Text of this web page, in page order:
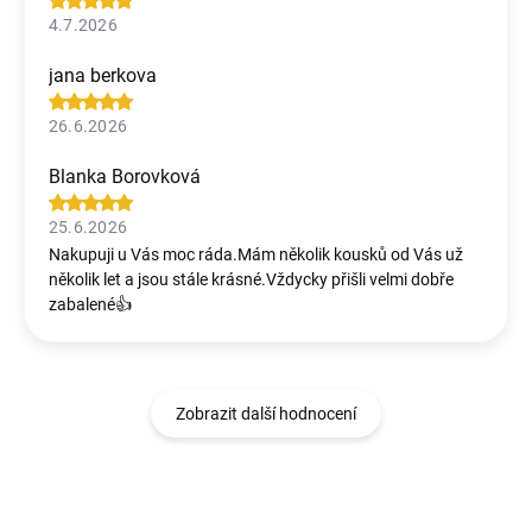
4.7.2026
jana berkova
26.6.2026
Blanka Borovková
25.6.2026
Nakupuji u Vás moc ráda.Mám několik kousků od Vás už
několik let a jsou stále krásné.Vždycky přišli velmi dobře
zabalené👍
Zobrazit další hodnocení